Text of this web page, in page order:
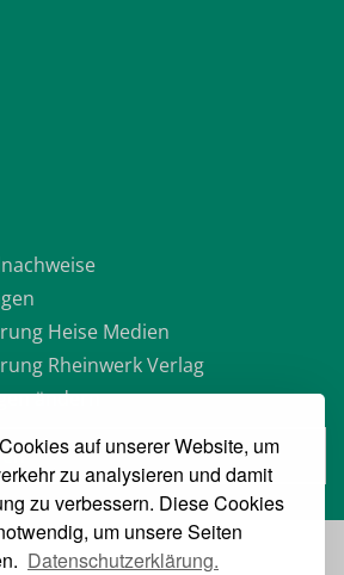
auf unserer Website, um
zu analysieren und damit
zu verbessern. Diese Cookies
um unsere Seiten
Datenschutzerklärung.
Heise Medien
Rheinwerk Verlag
ändern